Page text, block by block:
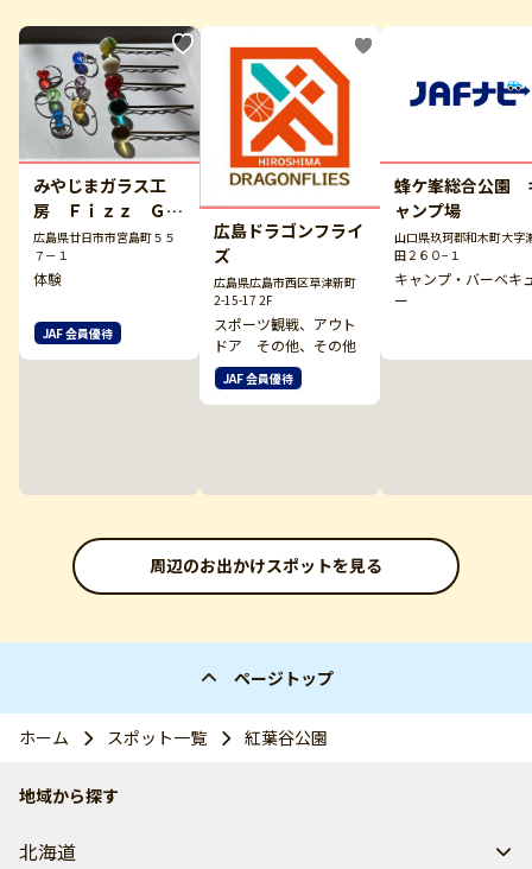
みやじまガラス工
房 Ｆｉｚｚ Ｇｌ
ａｓｓ
広島県廿日市市宮島町５５
７－１
体験
JAF 会員優待
広島ドラゴンフライ
ズ
広島県広島市西区草津新町
2-15-17 2F
スポーツ観戦、アウト
ドア その他、その他
JAF 会員優待
蜂ケ峯総合公園
ャンプ場
山口県玖珂郡和木町大字
田２６０−１
キャンプ・バーベキ
ー
周辺のお出かけスポットを見る
ページトップ
ホーム スポット一覧 紅葉谷公園
地域から探す
北海道